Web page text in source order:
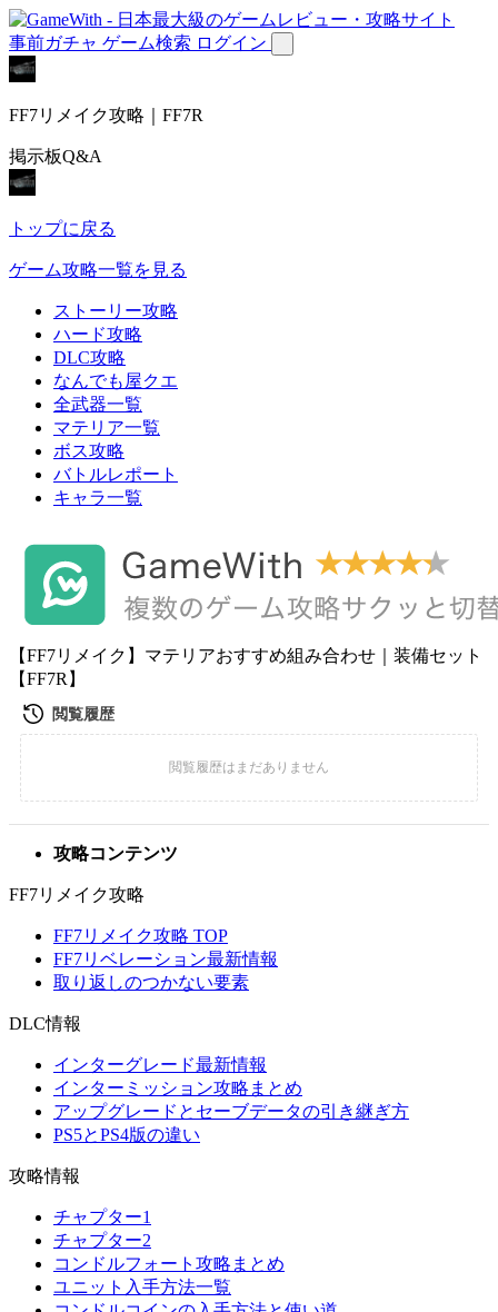
事前ガチャ ゲーム検索 ログイン
FF7リメイク攻略｜FF7R
掲示板Q&A
トップに戻る
ゲーム攻略一覧を見る
ストーリー攻略
ハード攻略
DLC攻略
なんでも屋クエ
全武器一覧
マテリア一覧
ボス攻略
バトルレポート
キャラ一覧
【FF7リメイク】マテリアおすすめ組み合わせ｜装備セット
【FF7R】
攻略コンテンツ
FF7リメイク攻略
FF7リメイク攻略 TOP
FF7リベレーション最新情報
取り返しのつかない要素
DLC情報
インターグレード最新情報
インターミッション攻略まとめ
アップグレードとセーブデータの引き継ぎ方
PS5とPS4版の違い
攻略情報
チャプター1
チャプター2
コンドルフォート攻略まとめ
ユニット入手方法一覧